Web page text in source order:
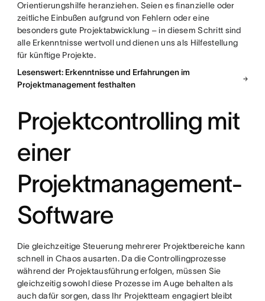
Orientierungshilfe heranziehen. Seien es finanzielle oder
zeitliche Einbußen aufgrund von Fehlern oder eine
besonders gute Projektabwicklung – in diesem Schritt sind
alle Erkenntnisse wertvoll und dienen uns als Hilfestellung
für künftige Projekte.
Lesenswert: Erkenntnisse und Erfahrungen im
Projektmanagement festhalten
Projektcontrolling mit
einer
Projektmanagement-
Software
Die gleichzeitige Steuerung mehrerer Projektbereiche kann
schnell in Chaos ausarten. Da die Controllingprozesse
während der Projektausführung erfolgen, müssen Sie
gleichzeitig sowohl diese Prozesse im Auge behalten als
auch dafür sorgen, dass Ihr Projektteam engagiert bleibt